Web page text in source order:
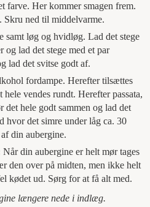
farve. Her kommer smagen frem.
Skru ned til middelvarme.
samt løg og hvidløg. Lad det stege
lad det stege med et par
lad det svitse godt af.
fordampe. Herefter tilsættes
vendes rundt. Herefter passata,
hele godt sammen og lad det
hvor det simre under låg ca. 30
din aubergine.
Når din aubergine er helt mør tages
den over på midten, men ikke helt
kødet ud. Sørg for at få alt med.
længere nede i indlæg.